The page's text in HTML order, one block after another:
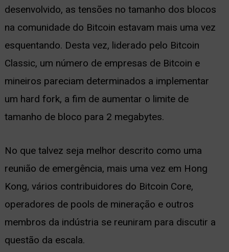
desenvolvido, as tensões no tamanho dos blocos
na comunidade do Bitcoin estavam mais uma vez
esquentando. Desta vez, liderado pelo Bitcoin
Classic, um número de empresas de Bitcoin e
mineiros pareciam determinados a implementar
um hard fork, a fim de aumentar o limite de
tamanho de bloco para 2 megabytes.
No que talvez seja melhor descrito como uma
reunião de emergência, mais uma vez em Hong
Kong, vários contribuidores do Bitcoin Core,
operadores de pools de mineração e outros
membros da indústria se reuniram para discutir a
questão da escala.